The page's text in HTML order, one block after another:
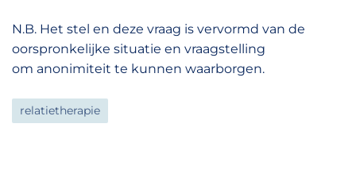
N.B. Het stel en deze vraag is vervormd van de
oorspronkelijke situatie en vraagstelling
om anonimiteit te kunnen waarborgen.
relatietherapie